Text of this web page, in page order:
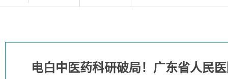
电白中医药科研破局！广东省人民